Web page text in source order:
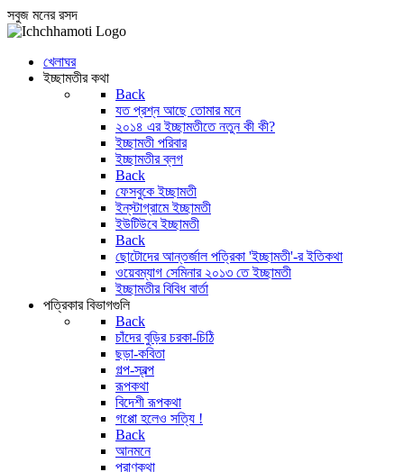
সবুজ মনের রসদ
খেলাঘর
ইচ্ছামতীর কথা
Back
যত প্রশ্ন আছে তোমার মনে
২০১৪ এর ইচ্ছামতীতে নতুন কী কী?
ইচ্ছামতী পরিবার
ইচ্ছামতীর ব্লগ
Back
ফেসবুকে ইচ্ছামতী
ইন্‌স্টাগ্রামে ইচ্ছামতী
ইউটিউবে ইচ্ছামতী
Back
ছোটোদের আন্তর্জাল পত্রিকা 'ইচ্ছামতী'-র ইতিকথা
ওয়েবম্যাগ সেমিনার ২০১৩ তে ইচ্ছামতী
ইচ্ছামতীর বিবিধ বার্তা
পত্রিকার বিভাগগুলি
Back
চাঁদের বুড়ির চরকা-চিঠি
ছড়া-কবিতা
গল্প-স্বল্প
রূপকথা
বিদেশী রূপকথা
গপ্পো হলেও সত্যি !
Back
আনমনে
পুরাণকথা